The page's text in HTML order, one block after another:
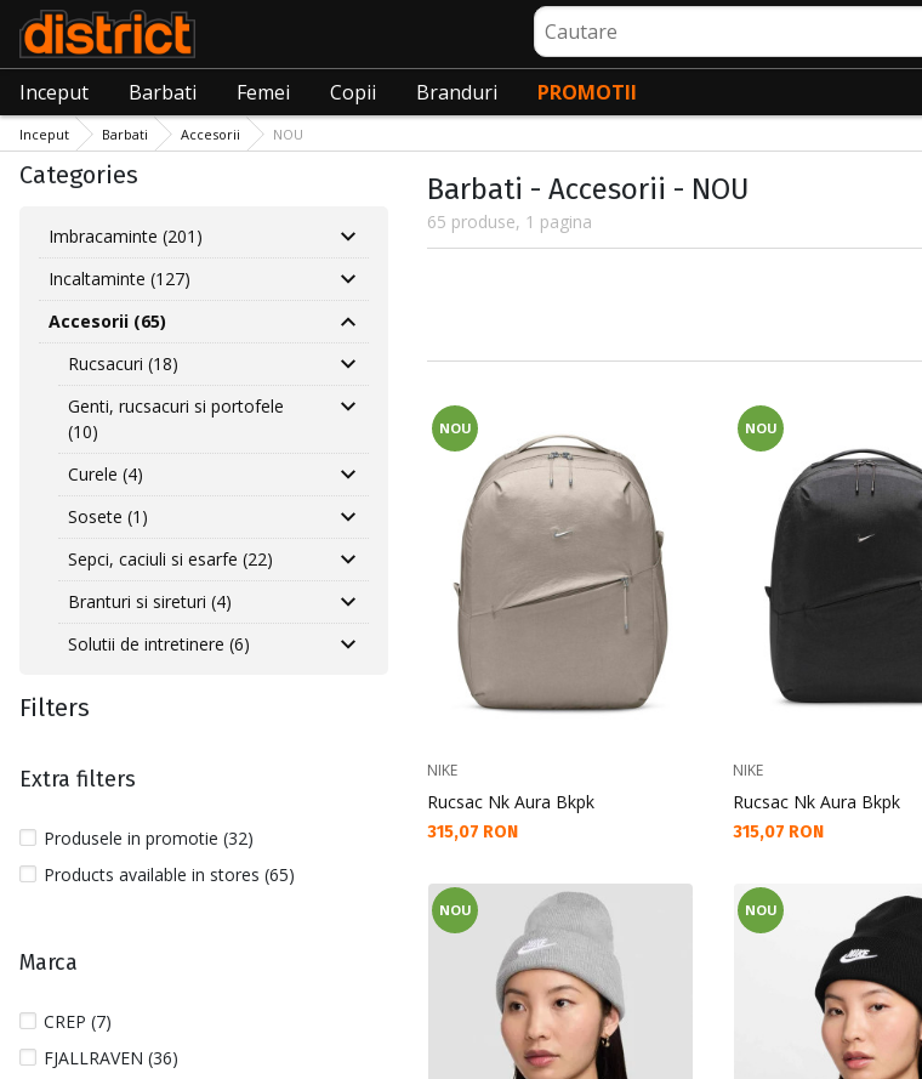
Cautare
Inceput Barbati Femei Copii Branduri PROMOTII
Inceput Barbati Accesorii NOU
Categories
Imbracaminte (201)
Incaltaminte (127)
Accesorii (65)
Rucsacuri (18)
Genti, rucsacuri si portofele
(10)
Curele (4)
Sosete (1)
Sepci, caciuli si esarfe (22)
Branturi si sireturi (4)
Solutii de intretinere (6)
Filters
Extra filters
Produsele in promotie (32)
Products available in stores (65)
Marca
CREP (7)
FJALLRAVEN (36)
Barbati - Accesorii - NOU
65 produse, 1 pagina
NOU
NIKE
Rucsac Nk Aura Bkpk
Текуща цена:
315,07 RON
NOU
NIKE
Rucsac Nk Aura Bkpk
Текуща цена:
315,07 RON
NOU NOU